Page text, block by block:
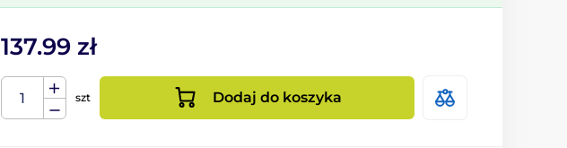
137.99 zł
szt Dodaj do koszyka